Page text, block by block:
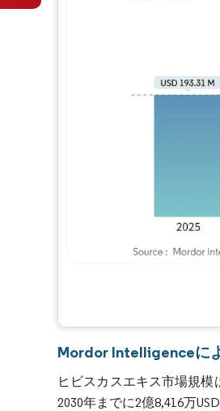
Mordor Intelligenceに
ヒビスカスエキス市場規模
2030年までに2億8,416万